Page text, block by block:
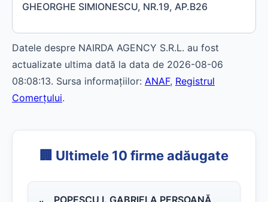
GHEORGHE SIMIONESCU, NR.19, AP.B26
Datele despre NAIRDA AGENCY S.R.L. au fost
actualizate ultima dată la data de 2026-08-06
08:08:13. Sursa informațiilor: ANAF, Registrul
Comerțului.
🏢 Ultimele 10 firme adăugate
POPESCU I. GABRIELA PERSOANĂ